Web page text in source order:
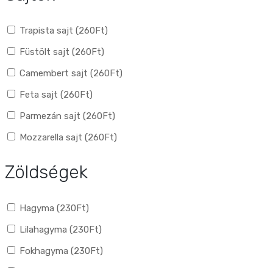
Trapista sajt (260Ft)
Füstölt sajt (260Ft)
Camembert sajt (260Ft)
Feta sajt (260Ft)
Parmezán sajt (260Ft)
Mozzarella sajt (260Ft)
Zöldségek
Hagyma (230Ft)
Lilahagyma (230Ft)
Fokhagyma (230Ft)